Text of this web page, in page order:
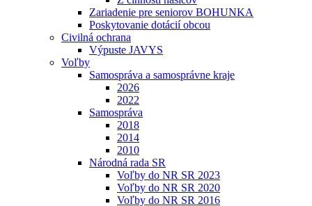
Zariadenie pre seniorov BOHUNKA
Poskytovanie dotácií obcou
Civilná ochrana
Výpuste JAVYS
Voľby
Samospráva a samosprávne kraje
2026
2022
Samospráva
2018
2014
2010
Národná rada SR
Voľby do NR SR 2023
Voľby do NR SR 2020
Voľby do NR SR 2016